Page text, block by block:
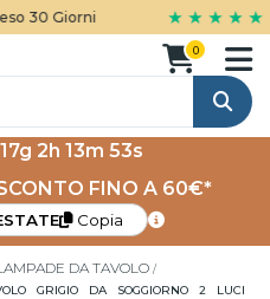
30 Giorni ★ ★ ★ ★ ★
Cerca
0
17g 2h 13m 53s
FINO A 60€*
Copia
DA TAVOLO
GRIGIO DA SOGGIORNO 2 LUCI